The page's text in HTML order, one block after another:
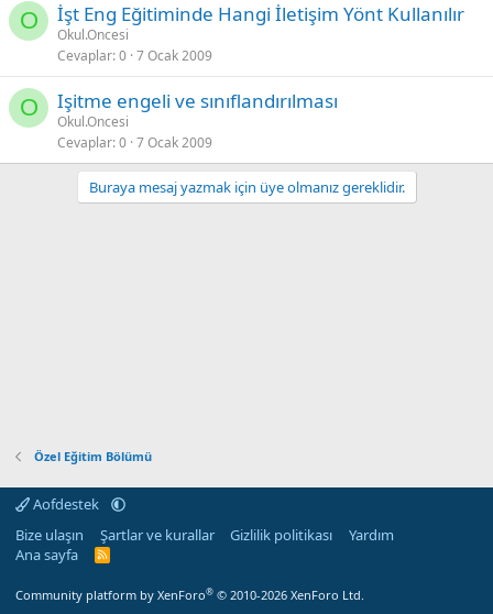
O İşt Eng Eğitiminde Hangi İletişim Yönt Kullanılır
Okul.Oncesi
Cevaplar 0 7 Ocak 2009
O Işitme engeli ve sınıflandırılması
Okul.Oncesi
Cevaplar 0 7 Ocak 2009
Buraya mesaj yazmak için üye olmanız gereklidir.
Özel Eğitim Bölümü
Aofdestek
Bize ulaşın
Şartlar ve kurallar Gizlilik politikası
Yardım
Ana sayfa
R
Community platform by XenForo® © 2010-2026 XenForo Ltd.